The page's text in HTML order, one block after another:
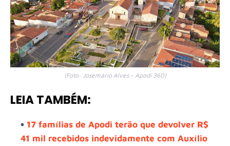
(Foto: Josemário Alves - Apodi 360)
LEIA TAMBÉM:
17 famílias de Apodi terão que devolver R$
41 mil recebidos indevidamente com Auxílio